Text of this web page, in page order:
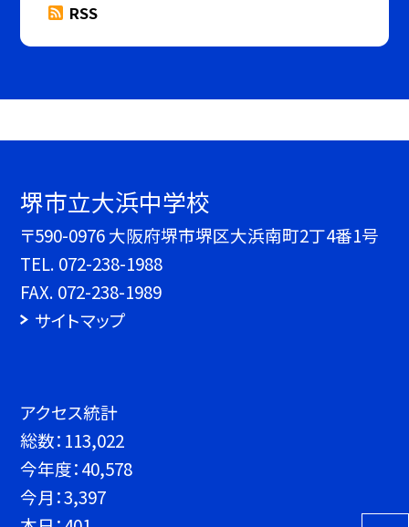
RSS
堺市立大浜中学校
〒590-0976 大阪府堺市堺区大浜南町2丁4番1号
TEL. 072-238-1988
FAX. 072-238-1989
サイトマップ
アクセス統計
総数： 113,022
今年度：40,578
今月：3,397